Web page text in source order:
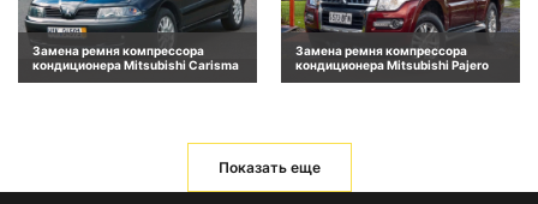
Замена ремня компрессора
кондиционера Mitsubishi Carisma
Замена ремня компрессора
кондиционера Mitsubishi Pajero
Показать еще